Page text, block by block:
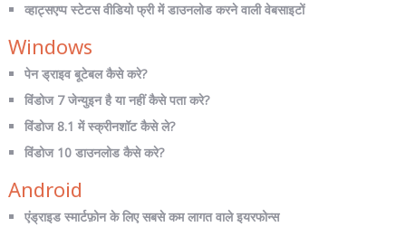
व्हाट्सएप्प स्टेटस वीडियो फ्री में डाउनलोड करने वाली वेबसाइटों
Windows
पेन ड्राइव बूटेबल कैसे करे?
विंडोज 7 जेन्युइन है या नहीं कैसे पता करे?
विंडोज 8.1 में स्क्रीनशॉट कैसे ले?
विंडोज 10 डाउनलोड कैसे करे?
Android
एंड्राइड स्मार्टफ़ोन के लिए सबसे कम लागत वाले इयरफोन्स